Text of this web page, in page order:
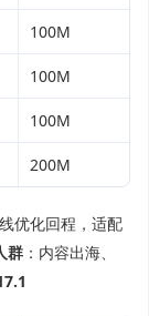
100M
100M
100M
200M
线优化回程，适配
群 ：内容出海、